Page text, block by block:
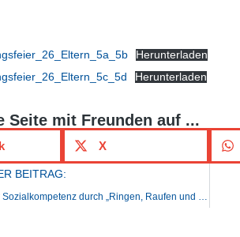
Herunterladen
Herunterladen
Seite mit Freunden auf ...
X
BEITRAG:
Förderung der Sozialkompetenz durch „Ringen, Raufen und Kämpfen“